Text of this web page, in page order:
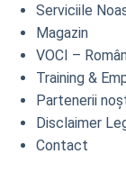
Serviciile
Magazin
VOCI –
Training &
Partenerii
Disclaimer
Contact